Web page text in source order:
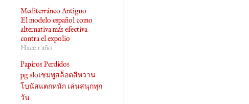
Mediterráneo Antiguo
El modelo español como
alternativa más efectiva
contra el expolio
Hace 1 año
Papiros Perdidos
pg slotชมพูสล็อตสีหวาน
โบนัสแตกหนัก เล่นสนุกทุก
วัน